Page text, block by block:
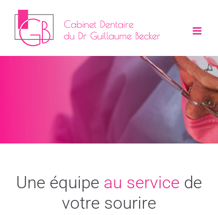
contenu
Une équipe au service de
votre sourire